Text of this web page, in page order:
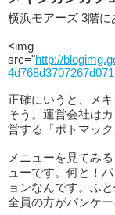
横浜モアーズ 3階に
<img
src="http://
正確にいうと、メ
そう。運営会社は
営する「ポトマック
メニューを見てみ
ューです。何と！
ョンなんです。ふ
全員の方がパンケー